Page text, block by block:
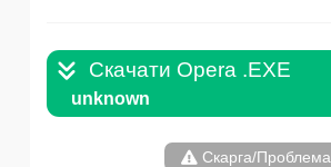
Скачати Opera .EXE
unknown
Скарга/Проблема